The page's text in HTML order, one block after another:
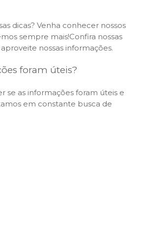
dicas? Venha conhecer nossos
sempre mais!Confira nossas
nossas informações.
foram úteis?
se as informações foram úteis e
em constante busca de